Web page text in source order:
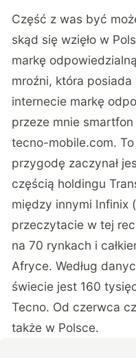
Część z was być
skąd się wzięło w
markę
mroźni, która
internecie markę
przeze mnie
tecno-mobile.com.
przygodę zaczynał
częścią holdingu
między innymi Infinix
przeczytacie w tej
na 70 rynkach i
Afryce. Według
świecie jest 160
Tecno. Od czerwca
także w Polsce.